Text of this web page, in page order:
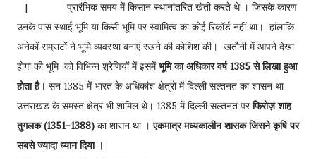
| प्रारंभिक समय में किसान स्थानांतरित खेती करते थे । जिसके कारण
उनके पास स्थाई भूमि या किसी भूमि पर स्वामित्व का कोई रिकॉर्ड नहीं था। हांलाकि
अनेकों सम्राटों ने भूमि व्यवस्था बनाएं रखने की कोशिश की। खतौनी में आपने देखा
होगा की भूमि को विभिन्न श्रेणियों में इसमेंभूमि का अधिकार वर्ष 1385 से लिखा हुआ
होता है। सन 1385 में भारत के अधिकांश क्षेत्रों में दिल्ली सल्तनत का शासन था
उत्तराखंड के समस्त क्षेत्र भी शामिल थे। 1385 में दिल्ली सल्तनत परफिरोज़ शाह
तुगलक (1351-1388) का शासन था ।एकमात्र मध्यकालीन शासक जिसने कृषि पर
सबसे ज्यादा ध्यान दिया ।